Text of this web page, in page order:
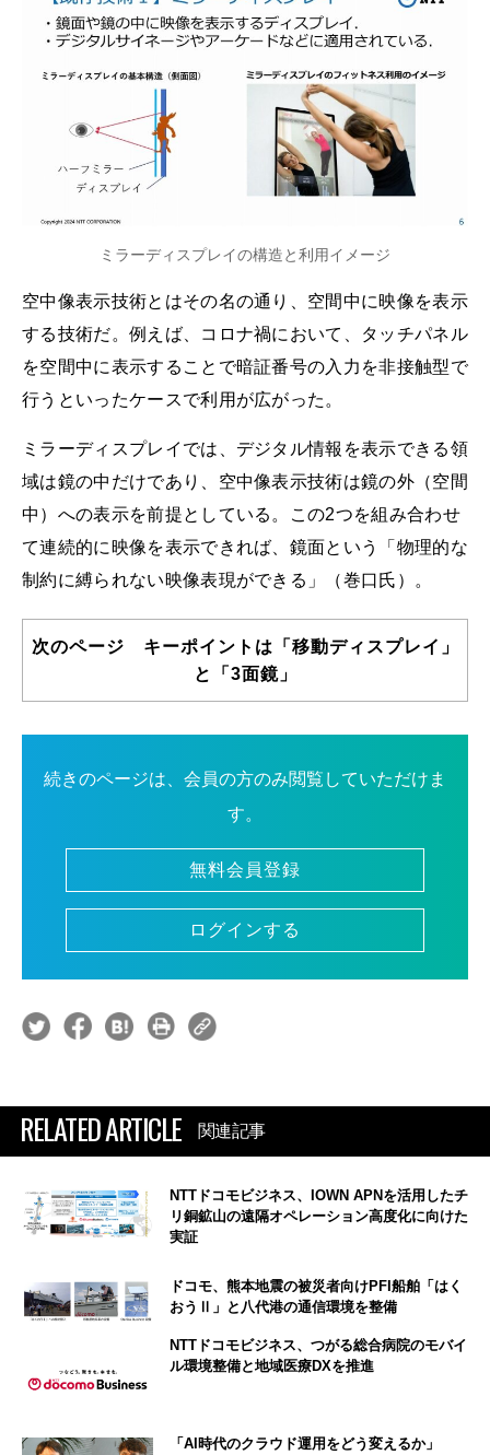
ミラーディスプレイの構造と利用イメージ
空中像表示技術とはその名の通り、空間中に映像を表示
する技術だ。例えば、コロナ禍において、タッチパネル
を空間中に表示することで暗証番号の入力を非接触型で
行うといったケースで利用が広がった。
ミラーディスプレイでは、デジタル情報を表示できる領
域は鏡の中だけであり、空中像表示技術は鏡の外（空間
中）への表示を前提としている。この2つを組み合わせ
て連続的に映像を表示できれば、鏡面という「物理的な
制約に縛られない映像表現ができる」（巻口氏）。
次のページ キーポイントは「移動ディスプレイ」
と「3面鏡」
続きのページは、会員の方のみ閲覧していただけま
す。
無料会員登録
ログインする
RELATED ARTICLE 関連記事
NTTドコモビジネス、IOWN APNを活用したチ
リ銅鉱山の遠隔オペレーション高度化に向けた
実証
ドコモ、熊本地震の被災者向けPFI船舶「はく
おうⅡ」と八代港の通信環境を整備
NTTドコモビジネス、つがる総合病院のモバイ
ル環境整備と地域医療DXを推進
「AI時代のクラウド運用をどう変えるか」